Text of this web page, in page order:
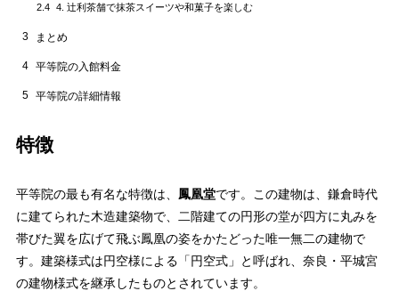
2.4 4. 辻利茶舗で抹茶スイーツや和菓子を楽しむ
3 まとめ
4 平等院の入館料金
5 平等院の詳細情報
特徴
平等院の最も有名な特徴は、 鳳凰堂です。この建物は、鎌倉時代
に建てられた木造建築物で、二階建ての円形の堂が四方に丸みを
帯びた翼を広げて飛ぶ鳳凰の姿をかたどった唯一無二の建物で
す。建築様式は円空様による「円空式」と呼ばれ、奈良・平城宮
の建物様式を継承したものとされています。